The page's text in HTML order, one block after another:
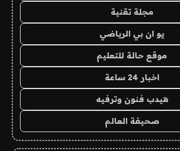
مجلة تقنية
يو ان بي الرياضي
موقع حالة للتعليم
اخبار 24 ساعة
هيدب فنون وترفيه
صحيفة العالم